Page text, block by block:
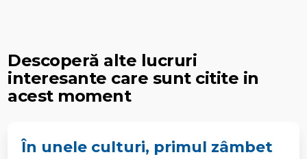
Descoperă alte lucruri
interesante care sunt citite in
acest moment
În unele culturi, primul zâmbet